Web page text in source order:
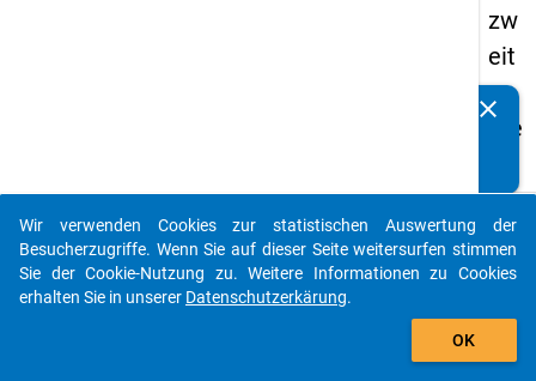
zw
eit
e
We
Details
Titel:
2019
clear
auto_stories
add_shopping_cart
Wir verwenden Cookies zur statistischen Auswertung der
Besucherzugriffe. Wenn Sie auf dieser Seite weitersurfen stimmen
Sie der Cookie-Nutzung zu. Weitere Informationen zu Cookies
erhalten Sie in unserer Datenschutzerkärung.
OK